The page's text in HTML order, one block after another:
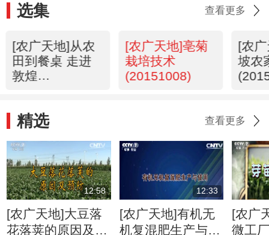
选集 查看更多
[农广天地]从农
田到餐桌 走进
敦煌
[农广天地]亳菊
栽培技术
(20151008)
[农
坡农
精选 查看更多
12:58
[农广天地]大豆落
花落荚的原因及预
12:33
[农广天地]有机无
机复混肥生产与使
[农广
微工